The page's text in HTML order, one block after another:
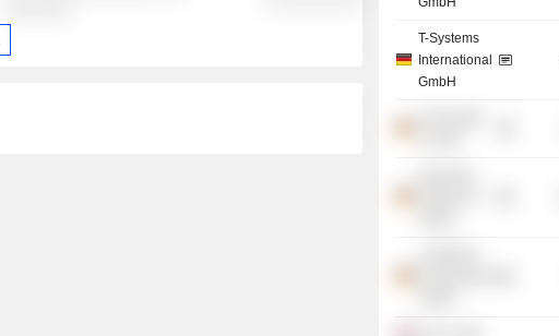
T-Systems
International
GmbH